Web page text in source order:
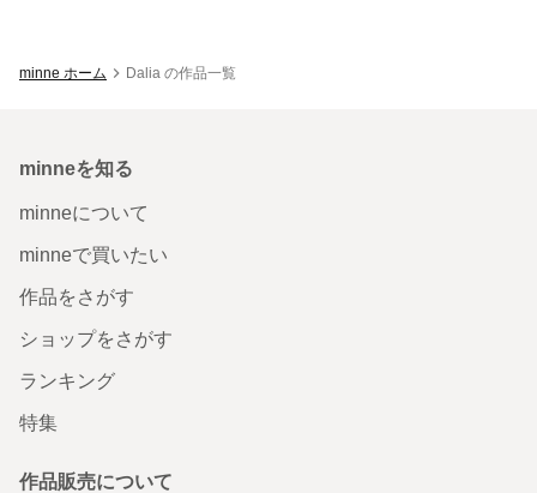
minne ホーム Dalia の作品一覧
minneを知る
minneについて
minneで買いたい
作品をさがす
ショップをさがす
ランキング
特集
作品販売について